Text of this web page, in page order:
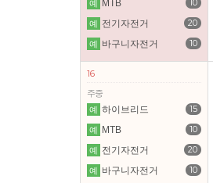
10
예
MTB
20
예 전기자전거
10
예 바구니자전거
16
주중
15
예 하이브리드
10
예
MTB
20
예 전기자전거
10
예 바구니자전거